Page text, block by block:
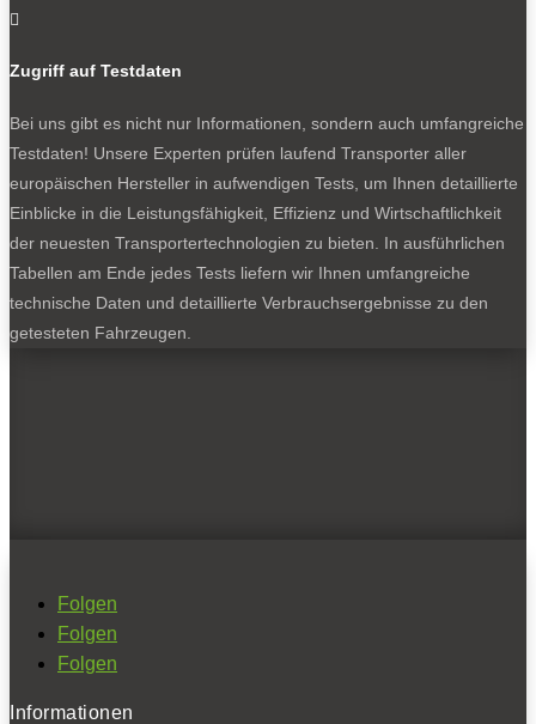

Zugriff auf Testdaten
Bei uns gibt es nicht nur Informationen, sondern auch umfangreiche
Testdaten! Unsere Experten prüfen laufend Transporter aller
europäischen Hersteller in aufwendigen Tests, um Ihnen detaillierte
Einblicke in die Leistungsfähigkeit, Effizienz und Wirtschaftlichkeit
der neuesten Transportertechnologien zu bieten. In ausführlichen
Tabellen am Ende jedes Tests liefern wir Ihnen umfangreiche
technische Daten und detaillierte Verbrauchsergebnisse zu den
getesteten Fahrzeugen.
Folgen
Folgen
Folgen
Informationen